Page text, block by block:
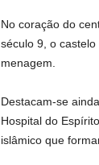
No coração do
século 9, o
menagem.
Destacam-se
Hospital do
islâmico que